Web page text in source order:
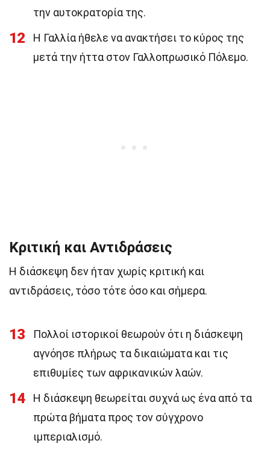
την αυτοκρατορία της.
12
Η Γαλλία ήθελε να ανακτήσει το κύρος της
μετά την ήττα στον Γαλλοπρωσικό Πόλεμο.
Κριτική και Αντιδράσεις
Η διάσκεψη δεν ήταν χωρίς κριτική και
αντιδράσεις, τόσο τότε όσο και σήμερα.
13
Πολλοί ιστορικοί θεωρούν ότι η διάσκεψη
αγνόησε πλήρως τα δικαιώματα και τις
επιθυμίες των αφρικανικών λαών.
14
Η διάσκεψη θεωρείται συχνά ως ένα από τα
πρώτα βήματα προς τον σύγχρονο
ιμπεριαλισμό.